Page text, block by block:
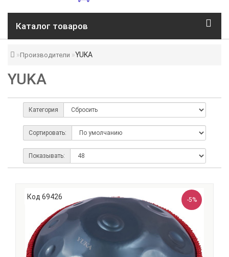
Каталог товаров
Производители YUKA
YUKA
Категория
Сортировать:
Показывать:
Код 69426 -5%